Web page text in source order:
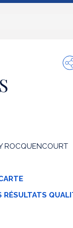
ROCQUENCOURT
RÉSULTATS